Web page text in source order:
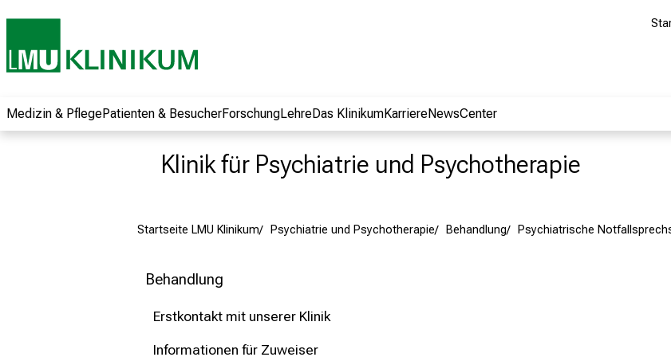
Medizin & PflegePatienten & BesucherForschungLehreDas KlinikumKarriereNewsCenter
Klinik für Psychiatrie und Psychotherapie
Startseite LMU Klinikum Psychiatrie und Psychotherapie Behandlung Psychiatrische
Behandlung
Erstkontakt mit unserer Klinik
Informationen für Zuweiser
Informationen zu
Jobs, Ausbildungen
Weiterbildungen.
Kommen Sie
begeistern – ganz
ohne Anmeldung.